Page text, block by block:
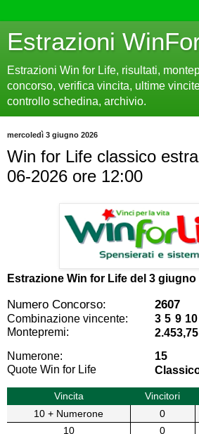
Estrazioni
Estrazioni Win for Life, risultati,
concorso, verifica vincita, ultime
controllo schedina, archivio.
mercoledì 3 giugno 2026
Win for Life classico
06-2026 ore 12:00
Estrazione Win for Life del 3 giugno
Numero Concorso: 2607
Combinazione vincente:
3 5 9
Montepremi:
Numerone:
15
Quote Win for Life
Vincita Vincitori
10 + Numerone
0
10
0